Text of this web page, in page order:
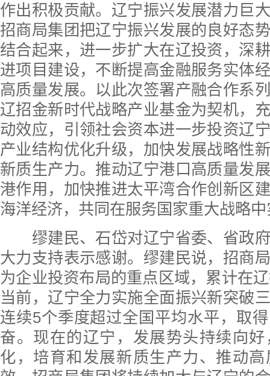
作出积极贡献。辽宁振兴发展潜力巨
招商局集团把辽宁振兴发展的良好态
结合起来，进一步扩大在辽投资，深
进项目建设，不断提高金融服务实体
高质量发展。以此次签署产融合作系
辽招金新时代战略产业基金为契机，
动效应，引领社会资本进一步投资辽
产业结构优化升级，加快发展战略性
新质生产力。推动辽宁港口高质量发
港作用，加快推进太平湾合作创新区
海洋经济，共同在服务国家重大战略
缪建民、石岱对辽宁省委、省政府
大力支持表示感谢。缪建民说，招商
为企业投资布局的重点区域，累计在
当前，辽宁全力实施全面振兴新突破
连续5个季度超过全国平均水平，取
奋。现在的辽宁，发展势头持续向
化，培育和发展新质生产力、推动